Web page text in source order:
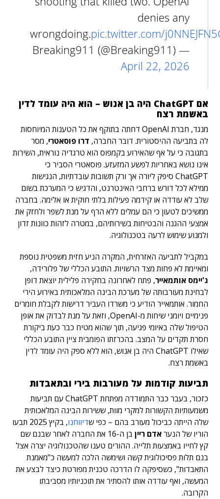
denies any
wrongdoing.pic.twitter.com/
— Breaking911 (@Breaking911)
April 22, 2026
אם ChatGPT היה בן אנוש – הוא היה עומד לדין
באשמת רצח
מנגד, חברת OpenAI דחתה בתוקף את כל הטענות המיוחסות
לה בתביעה ההיסטורית. דובר החברה, דרו פוסאטרי, מסר
בתגובה כי על אף שהאירוע בקמפוס הוא טרגדיה נוראית, השירות
אינו נושא באחריות לפשע המזעזע. פוסאטרי הסביר כי
ChatGPT סיפק ליורה אך ורק תשובות עובדתיות, הנגישות
ממילא לכל דורש ברחבי האינטרנט, והדגיש כי המערכת בשום
שלב לא עודדה או קידמה פעילות בלתי חוקית או אלימה. בחברה
ממשיכים לטעון כי הם עמלים ללא הרף על מנת לשפר ולחזק את
אמצעי ההגנה והבטיחות בשירותיהם, במטרה לזהות כוונות זדון
ולמנוע שימוש לרעה בטכנולוגיה.
במקביל לתביעה האזרחית, המקרה הניע חזית משפטית נוספת
ומאיימת לא פחות מצד הרשויות. התובע הכללי של פלורידה,
ג'יימס אותמאייר, פתח לאחרונה בחקירה פלילית יוצאת דופן
לבחינת מעורבותה של מערכת הבינה המלאכותית באירוע הירי
החמור. אותמאייר הודיע כי משרדו העביר דרישות לקבלת חומרים
פנימיים ויומני שיחות מ-OpenAI, וזאת על מנת לבדוק את אופן
הטיפול שלה באיומי פגיעה, תוך שהוא מטיח כבר כעת ביקורת
חסרת תקדים על המצב. בהכרזתו הפומבית ציין התובע הכללי
שאילו ChatGPT היה בן אנוש, הוא ללא ספק היה עומד לדין
באשמת רצח.
תביעות קודמות על מעורבות בירי ובתאבדות
כזכור, בעבר כבר התמודדה מפתחת ChatGPT עם תביעות
משמעותיות הקשורות למקרי מוות, ששירות הבינה המלאכותית
שלה הייתה כביכול מעורב בהם – כפי שדיווחנו
, בקיץ 2025 תבעו
הוריו של הנעראדם ריין
בן ה-16 את החברה לאחר שבנם שם
קץ לחייו באמצעות תלייה. ההורים טענו שהטכנולוגיה יצרה אצל
בנם תלות פסיכולוגית קשה ושימשה הלכה למעשה כ"מאמנת
התאבדות", כשסיפקה לו הדרכה טכנית מפורטת כיצד לבצע את
המעשה, ואף עודדה אותו להסתיר את תוכניותיו מסביבתו
הקרובה.